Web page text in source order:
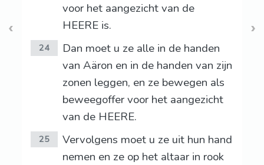
voor het aangezicht van de
HEERE is.
24
Dan moet u ze alle in de handen
van Aäron en in de handen van zijn
zonen leggen, en ze bewegen als
beweegoffer voor het aangezicht
van de HEERE.
25
Vervolgens moet u ze uit hun hand
nemen en ze op het altaar in rook